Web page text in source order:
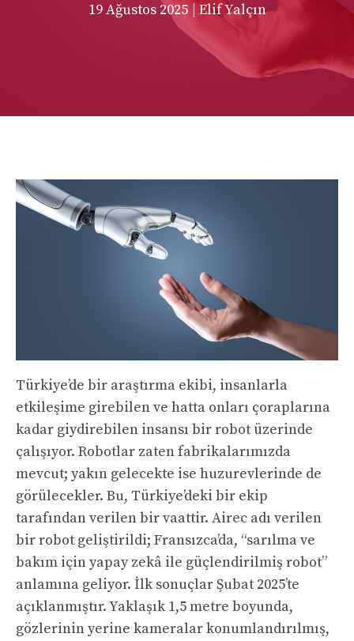
19 Ağustos 2025 | Elif Yalçın
Türkiye’de bir araştırma ekibi, insanlarla
etkileşime girebilen ve hatta onları çoraplarına
kadar giydirebilen insansı bir robot üzerinde
çalışıyor. Robotlar zaten fabrikalarımızda
mevcut; yakın gelecekte ise huzurevlerinde de
görülecekler. Bu, Türkiye’deki bir ekip
tarafından verilen bir vaattir. Airec adı verilen
bir robot geliştirildi; Fransızca’da, “sarılma ve
bakım için yapay zekâ ile güçlendirilmiş robot”
anlamına geliyor. İlk sonuçlar Şubat 2025’te
açıklanmıştır. Yaklaşık 1,5 metre boyunda,
gözlerinin yerine kameralar konumlandırılmış,